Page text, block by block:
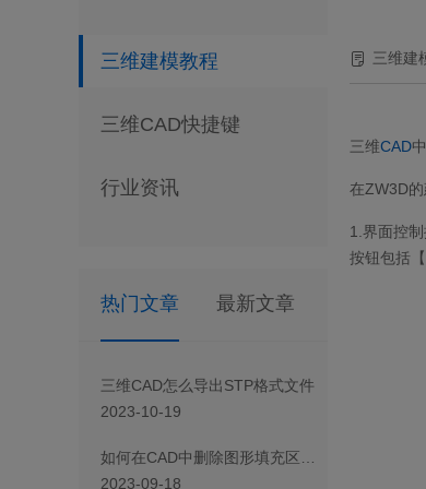
三维建模教程
三维CAD快捷键
行业资讯
热门文章 最新文章
三维CAD怎么导出STP格式文件
2023-10-19
如何在CAD中删除图形填充区域的一部分
2023-09-18
三维建
三维CAD
在ZW3D
1.界面控
按钮包括